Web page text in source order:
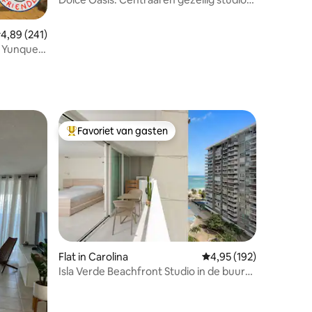
beoordeling van 4,89 op 5, 241 recensies
4,89 (241)
Topfavoriet van gasten
Favoriet van gasten
Flat in Carolina Gemiddelde
4,95 (192)
Isla Verde Beachfront Studio in de buurt